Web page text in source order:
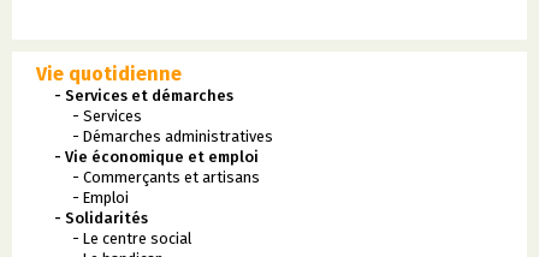
Vie quotidienne
- Services et démarches
- Services
- Démarches administratives
- Vie économique et emploi
- Commerçants et artisans
- Emploi
- Solidarités
- Le centre social